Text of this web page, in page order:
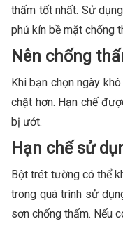
thấm tốt nhất. Sử
phủ kín bề mặt chống
Nên chống
Khi bạn chọn ngày
chặt hơn. Hạn chế
bị ướt.
Hạn chế sử
Bột trét tường có thể
trong quá trình sử
sơn chống thấm. Nếu